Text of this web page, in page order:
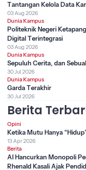
Tantangan Kelola Data
03 Aug 2026
Dunia Kampus
Politeknik Negeri
Digital Terintegrasi
03 Aug 2026
Dunia Kampus
Sepuluh Cerita, dan
30 Jul 2026
Dunia Kampus
Garda Terakhir
30 Jul 2026
Berita
Opini
Ketika Mutu Hanya
13 Apr 2026
Berita
AI Hancurkan Monopoli
Rhenald Kasali Ajak